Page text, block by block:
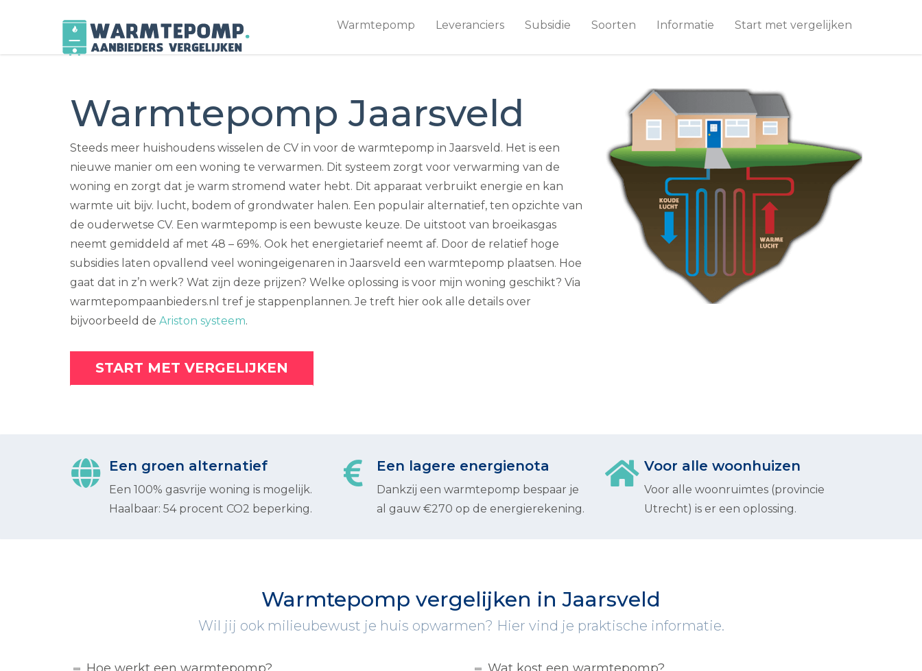
Warmtepomp Leveranciers Subsidie Soorten Informatie Start met vergelijken
Warmtepomp Jaarsveld
Steeds meer huishoudens wisselen de CV in voor de warmtepomp in Jaarsveld. Het is een
nieuwe manier om een woning te verwarmen. Dit systeem zorgt voor verwarming van de
woning en zorgt dat je warm stromend water hebt. Dit apparaat verbruikt energie en kan
warmte uit bijv. lucht, bodem of grondwater halen. Een populair alternatief, ten opzichte van
de ouderwetse CV. Een warmtepomp is een bewuste keuze. De uitstoot van broeikasgas
neemt gemiddeld af met 48 – 69%. Ook het energietarief neemt af. Door de relatief hoge
subsidies laten opvallend veel woningeigenaren in Jaarsveld een warmtepomp plaatsen. Hoe
gaat dat in z’n werk? Wat zijn deze prijzen? Welke oplossing is voor mijn woning geschikt? Via
warmtepompaanbieders.nl tref je stappenplannen. Je treft hier ook alle details over
bijvoorbeeld de Ariston systeem.
START MET VERGELIJKEN
Een groen alternatief
Een 100% gasvrije woning is mogelijk.
Haalbaar: 54 procent CO2 beperking.
Een lagere energienota
Dankzij een warmtepomp bespaar je
al gauw €270 op de energierekening.
Voor alle woonhuizen
Voor alle woonruimtes (provincie
Utrecht) is er een oplossing.
Warmtepomp vergelijken in Jaarsveld
Wil jij ook milieubewust je huis opwarmen? Hier vind je praktische informatie.